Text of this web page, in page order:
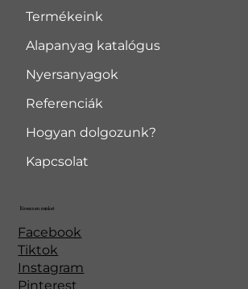
Termékeink
Alapanyag katalógus
Nyersanyagok
Referenciák
Hogyan dolgozunk?
Kapcsolat
Facebook
Tiktok
Instagram
Pinterest
Kövessen minket